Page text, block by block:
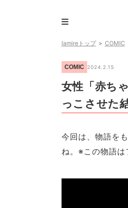
lamireトップ＞ COMIC
COMIC 2024.2.15
女性「赤ち
っこさせた
今回は、物語を
ね。※この物語は